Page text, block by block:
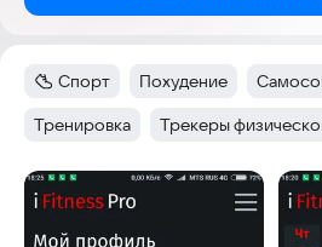
Категория
Спорт Тег:
Похудение Тег:
Тег:
Тренировка Тег:
Трекеры
Скриншоты